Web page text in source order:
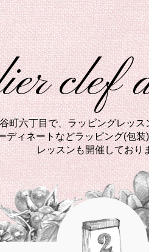
clef
町六丁目で、ラッピングレッ
ィネートなどラッピング(包
レッスンも開催しており